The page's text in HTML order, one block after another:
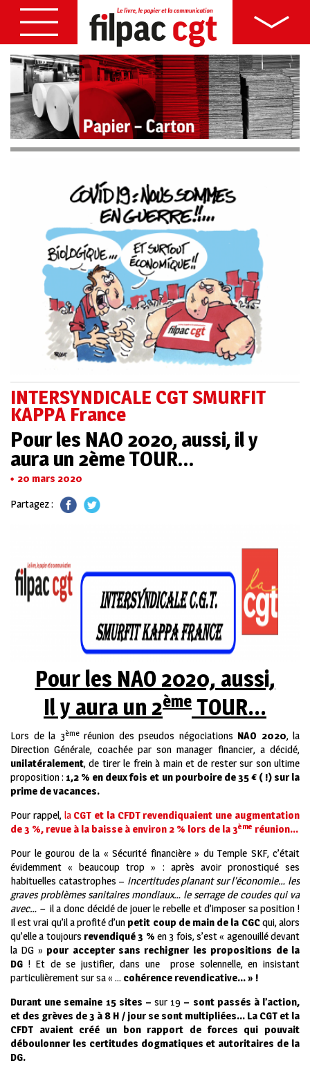
INTERSYNDICALE CGT SMURFIT
KAPPA France
Pour les NAO 2020, aussi, il y
aura un 2ème TOUR…
20 mars 2020
Partagez :
Pour les NAO 2020, aussi,
Il y aura un 2ème TOUR…
Lors de la 3èmeréunion des pseudos négociations NAO 2020, la
Direction Générale, coachée par son manager financier, a décidé,
unilatéralement, de tirer le frein à main et de rester sur son ultime
proposition :1,2 % en deux fois et un pourboire de 35 € ( !) sur la
prime de vacances.
Pour rappel, la CGT et la CFDT revendiquaient une augmentation
de 3 %, revue à la baisse à environ 2 % lors de la 3ème réunion…
Pour le gourou de la « Sécurité financière » du Temple SKF, c’était
évidemment « beaucoup trop » : après avoir pronostiqué ses
habituelles catastrophes – incertitudes planant sur l’économie… les
graves problèmes sanitaires mondiaux… le serrage de coudes qui va
avec… – il a donc décidé de jouer le rebelle et d’imposer sa position !
Il est vrai qu’il a profité d’unpetit coup de main de la CGCqui, alors
qu’elle a toujours revendiqué 3 % en 3 fois, s’est « agenouillé devant
la DG »pour accepter sans rechigner les propositions de la
DG ! Et de se justifier, dans une prose solennelle, en insistant
particulièrement sur sa « … cohérence revendicative… » !
Durant une semaine 15 sites – sur 19 – sont passés à l’action,
et des grèves de 3 à 8 H / jour se sont multipliées… La CGT et la
CFDT avaient créé un bon rapport de forces qui pouvait
déboulonner les certitudes dogmatiques et autoritaires de la
DG.